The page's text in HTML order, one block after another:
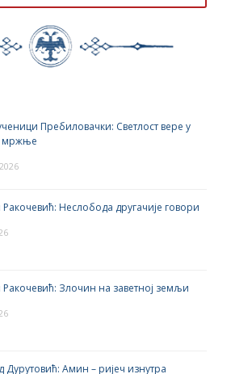
Пребиловачки: Светлост вере у
мржње
Неслобода другачије говори
Злочин на заветној земљи
Дурутовић: Амин – ријеч изнутра